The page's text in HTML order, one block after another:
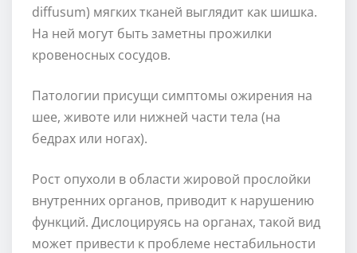
diffusum) мягких тканей выглядит как шишка.
На ней могут быть заметны прожилки
кровеносных сосудов.
Патологии присущи симптомы ожирения на
шее, животе или нижней части тела (на
бедрах или ногах).
Рост опухоли в области жировой прослойки
внутренних органов, приводит к нарушению
функций. Дислоцируясь на органах, такой вид
может привести к проблеме нестабильности